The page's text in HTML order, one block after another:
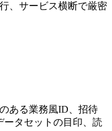
、サービス横断で厳密
ある業務風ID、招待
ータセットの目印、読